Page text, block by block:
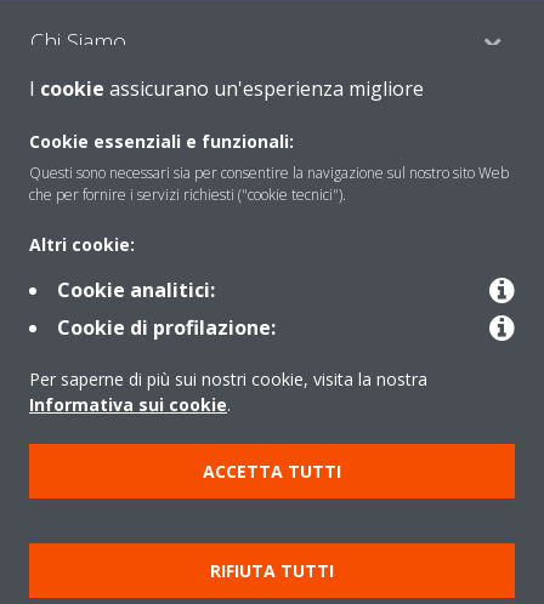
Chi Siamo
Soluzioni
Periodo di supporto definito
Gruppo Daikin Europe
Copyright © Daikin
Cookies Policy
Policy sulla protezione dei dati
Termini di Garanzia
Regolamenti
Informativa Legale
Cerca Prodotto
Data Act
I cookie assicurano un'esperienza migliore
Cookie essenziali e funzionali:
Questi sono necessari sia per consentire la navigazione sul nostro sito Web
che per fornire i servizi richiesti ("cookie tecnici").
Altri cookie:
Cookie analitici:
Cookie di profilazione:
Per saperne di più sui nostri cookie, visita la nostra
Informativa sui cookie.
ACCETTA TUTTI
RIFIUTA TUTTI